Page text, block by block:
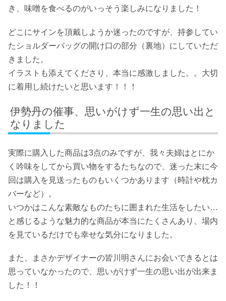
き、味噌を食べるのがいっそう楽しみになりました！
どこにサインを頂戴しようか迷ったのですが、持参してい
たショルダーバッグの開け口の部分（裏地）にしていただ
きました。
イラストも添えてくださり、本当に感激しました。。大切
に着用し続けたいと思います！！！
伊勢丹の催事、思いがけず一生の思い出と
なりました
実際に購入した商品は3点のみですが、我々夫婦はとにか
く吟味をしてから買い物をするたちなので、迷った末に今
回は購入を見送ったものもいくつかあります（時計や枕カ
バーなど）。
いつかはこんな素敵なものたちに囲まれた生活をしたい…
と感じるような魅力的な商品が本当にたくさんあり、場内
を見ているだけでも幸せな気分になりました。
また、まさかデザイナーの皆川明さんにお会いできるとは
思っていなかったので、思いがけず一生の思い出が出来ま
した！！